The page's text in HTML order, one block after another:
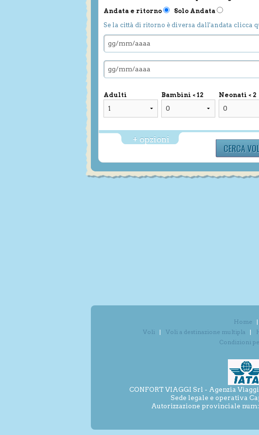
Andata e ritorno
Solo Andata
Se la città di ritorno è diversa dall'andata clicca
Adulti Bambini < 12 Neonati < 2
+ opzioni
Home
Voli
Voli a destinazione multipla
Condizioni
CONFORT VIAGGI Srl - Agenzia
Sede legale e operativa
Autorizzazione provinciale